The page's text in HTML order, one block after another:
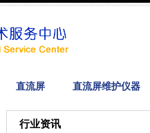
直流屏 直流屏维护仪器
行业资讯